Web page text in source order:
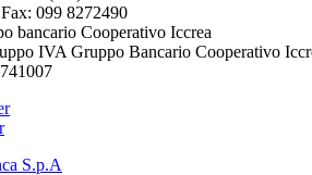
099 8272490
bancario Cooperativo Iccrea
IVA Gruppo Bancario Cooperativo
S.p.A